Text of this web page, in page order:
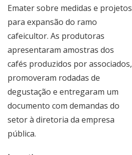
Emater sobre medidas e projetos
para expansão do ramo
cafeicultor. As produtoras
apresentaram amostras dos
cafés produzidos por associados,
promoveram rodadas de
degustação e entregaram um
documento com demandas do
setor à diretoria da empresa
pública.